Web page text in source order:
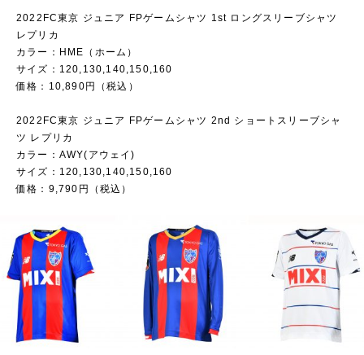
2022FC東京 ジュニア FPゲームシャツ 1st ロングスリーブシャツ
レプリカ
カラー：HME（ホーム）
サイズ：120,130,140,150,160
価格：10,890円（税込）
2022FC東京 ジュニア FPゲームシャツ 2nd ショートスリーブシャ
ツ レプリカ
カラー：AWY(アウェイ)
サイズ：120,130,140,150,160
価格：9,790円（税込）